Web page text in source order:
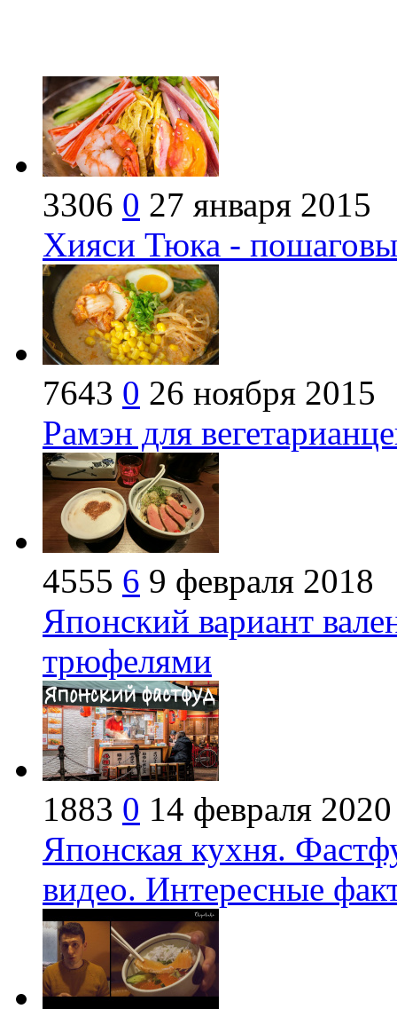
3306 0 27 января 2015
Хияси Тюка -
7643 0 26 ноября 2015
Рамэн для
4555 6 9 февраля 2018
Японский вариант
трюфелями
1883 0 14 февраля 2020
Японская кухня.
видео. Интересные